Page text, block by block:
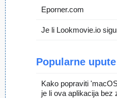
Eporner.com
Je li Lookmovie.io
Popularne upute
Kako popraviti
je li ova aplikacija bez